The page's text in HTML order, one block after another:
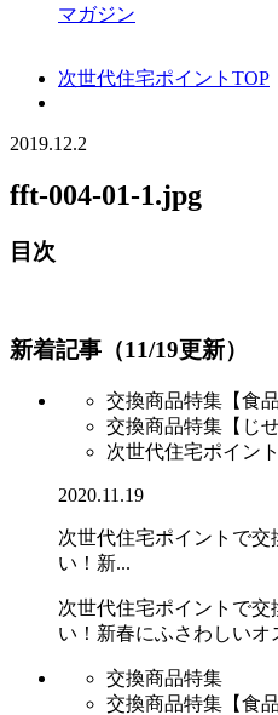
マガジン
次世代住宅ポイントTOP
2019.12.2
fft-004-01-1.jpg
目次
新着記事（11/19更新）
交換商品特集【食品
交換商品特集【じ
次世代住宅ポイン
2020.11.19
次世代住宅ポイントで
い！新...
次世代住宅ポイントで
い！新春にふさわしいオ
交換商品特集
交換商品特集【食品